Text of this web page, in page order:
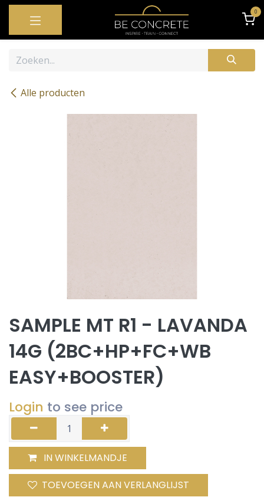
OVERSLAAN NAAR INHOUD 0
Alle producten
SAMPLE MT R1 - LAVANDA
14G (2BC+HP+FC+WB
EASY+BOOSTER)
Login to see price
IN WINKELMANDJE
TOEVOEGEN AAN VERLANGLIJST